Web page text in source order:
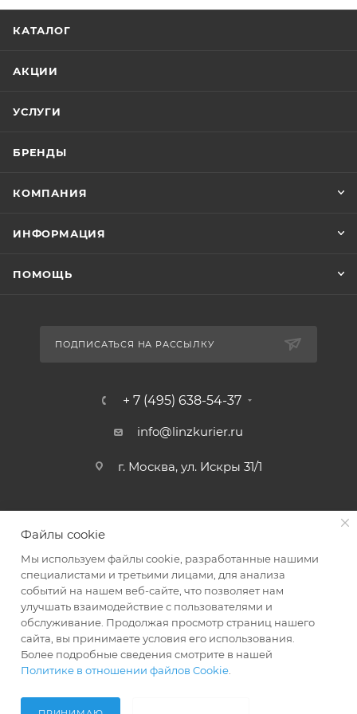
КАТАЛОГ
АКЦИИ
УСЛУГИ
БРЕНДЫ
КОМПАНИЯ
ИНФОРМАЦИЯ
ПОМОЩЬ
ПОДПИСАТЬСЯ НА РАССЫЛКУ
+ 7 (495) 638-54-37
info@linzkurier.ru
г. Москва, ул. Искры 31/1
2008 - 2026 © Интернет магазин Линз Курьер
Файлы cookie
Мы используем файлы cookie, разработанные нашими
специалистами и третьими лицами, для анализа
событий на нашем веб-сайте, что позволяет нам
улучшать взаимодействие с пользователями и
обслуживание. Продолжая просмотр страниц нашего
сайта, вы принимаете условия его использования.
Более подробные сведения смотрите в нашей
Политике в отношении файлов Cookie